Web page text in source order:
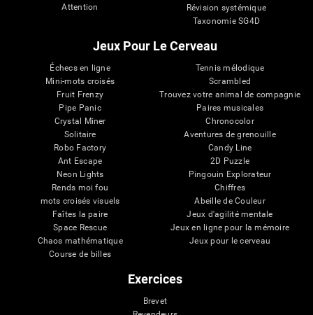
Attention
Révision systémique
Taxonomie SG4D
Jeux Pour Le Cerveau
Échecs en ligne
Mini-mots croisés
Fruit Frenzy
Pipe Panic
Crystal Miner
Solitaire
Robo Factory
Ant Escape
Neon Lights
Rends moi fou
mots croisés visuels
Faîtes la paire
Space Rescue
Chaos mathématique
Course de billes
Tennis mélodique
Scrambled
Trouvez votre animal de compagnie
Paires musicales
Chronocolor
Aventures de grenouille
Candy Line
2D Puzzle
Pingouin Explorateur
Chiffres
Abeille de Couleur
Jeux d'agilité mentale
Jeux en ligne pour la mémoire
Jeux pour le cerveau
Exercices
Brevet